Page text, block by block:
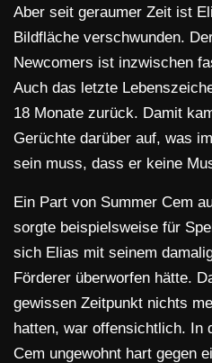
Aber seit geraumer Zeit ist
Bildfläche verschwunden.
Newcomers ist inzwischen
Auch das letzte
18 Monate zurück. Damit
Gerüchte darüber auf, was
sein muss, dass er keine
Ein Part von Summer Cem
sorgte beispielsweise für
sich Elias mit seinem
Förderer überworfen hätte.
gewissen Zeitpunkt nichts
hatten, war offensichtlich. In
Cem ungewohnt hart gegen